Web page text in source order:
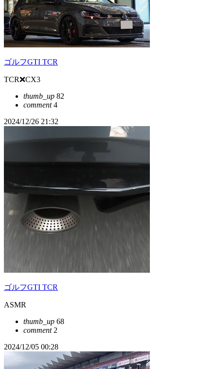
ゴルフGTI TCR
TCR❌CX3
thumb_up 82
comment4
2024/12/26 21:32
ゴルフGTI TCR
ASMR
thumb_up 68
comment2
2024/12/05 00:28